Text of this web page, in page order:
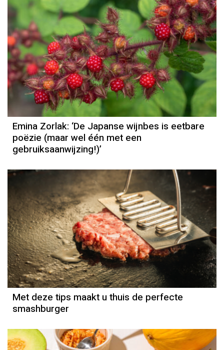
Column
Emina Zorlak
Emina Zorlak: ‘De Japanse wijnbes is eetbare
poëzie (maar wel één met een
gebruiksaanwijzing!)’
Met deze tips maakt u thuis de perfecte
smashburger